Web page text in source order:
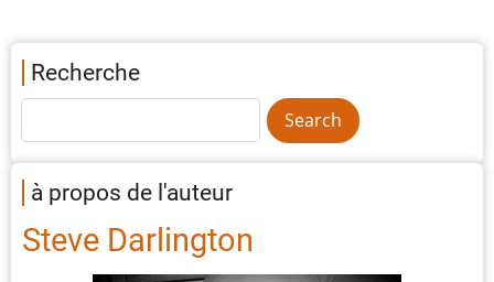
Recherche
à propos de l'auteur
Steve Darlington